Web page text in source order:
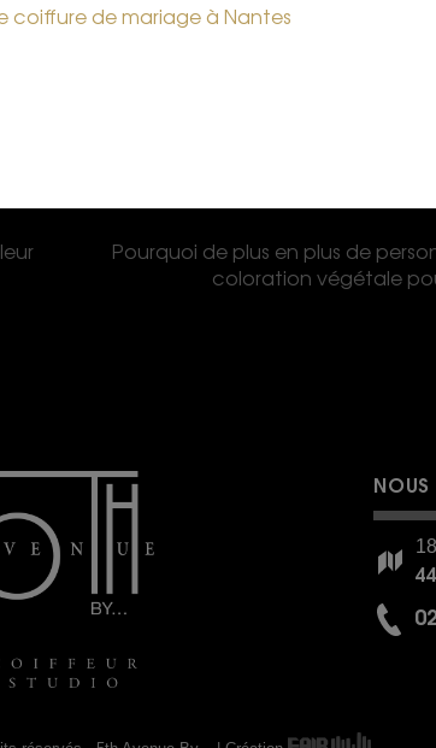
coiffure de mariage à Nantes
Pourquoi de plus en plus de
coloration végétale